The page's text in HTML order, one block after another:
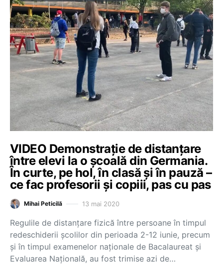
VIDEO Demonstrație de distanțare
între elevi la o școală din Germania.
În curte, pe hol, în clasă și în pauză –
ce fac profesorii și copiii, pas cu pas
Mihai Peticilă 13 mai 2020
Regulile de distanțare fizică între persoane în timpul
redeschiderii școlilor din perioada 2-12 iunie, precum
și în timpul examenelor naționale de Bacalaureat și
Evaluarea Națională, au fost trimise azi de…